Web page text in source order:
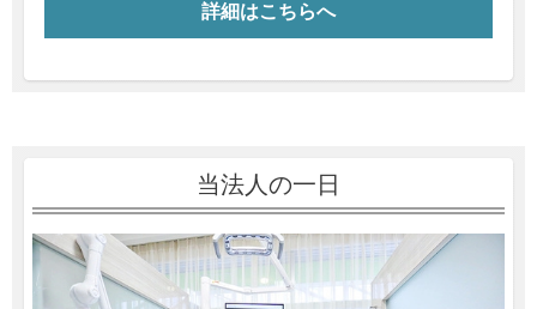
詳細はこちらへ
当法人の一日